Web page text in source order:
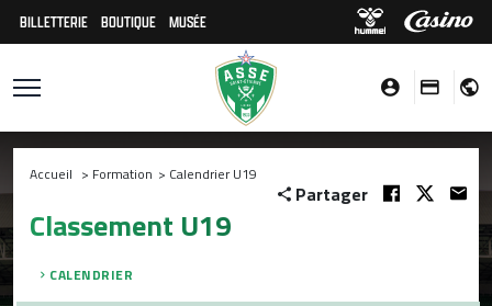
BILLETTERIE BOUTIQUE MUSÉE
Accueil > Formation > Calendrier U19
Partager
Classement U19
CALENDRIER